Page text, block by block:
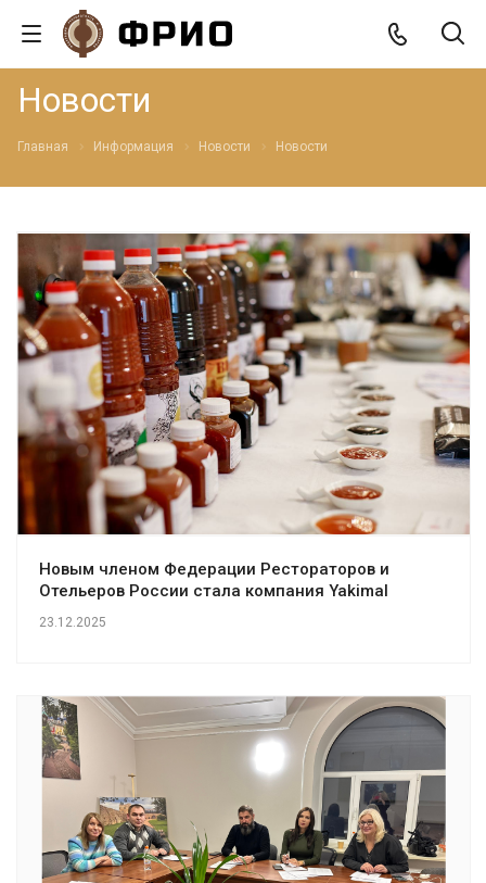
Новости
Главная Информация Новости Новости
Новым членом Федерации Рестораторов и
Отельеров России стала компания Yakimal
23.12.2025